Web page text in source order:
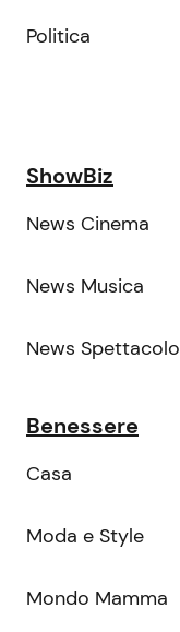
Politica
ShowBiz
News Cinema
News Musica
News Spettacolo
Benessere
Casa
Moda e Style
Mondo Mamma